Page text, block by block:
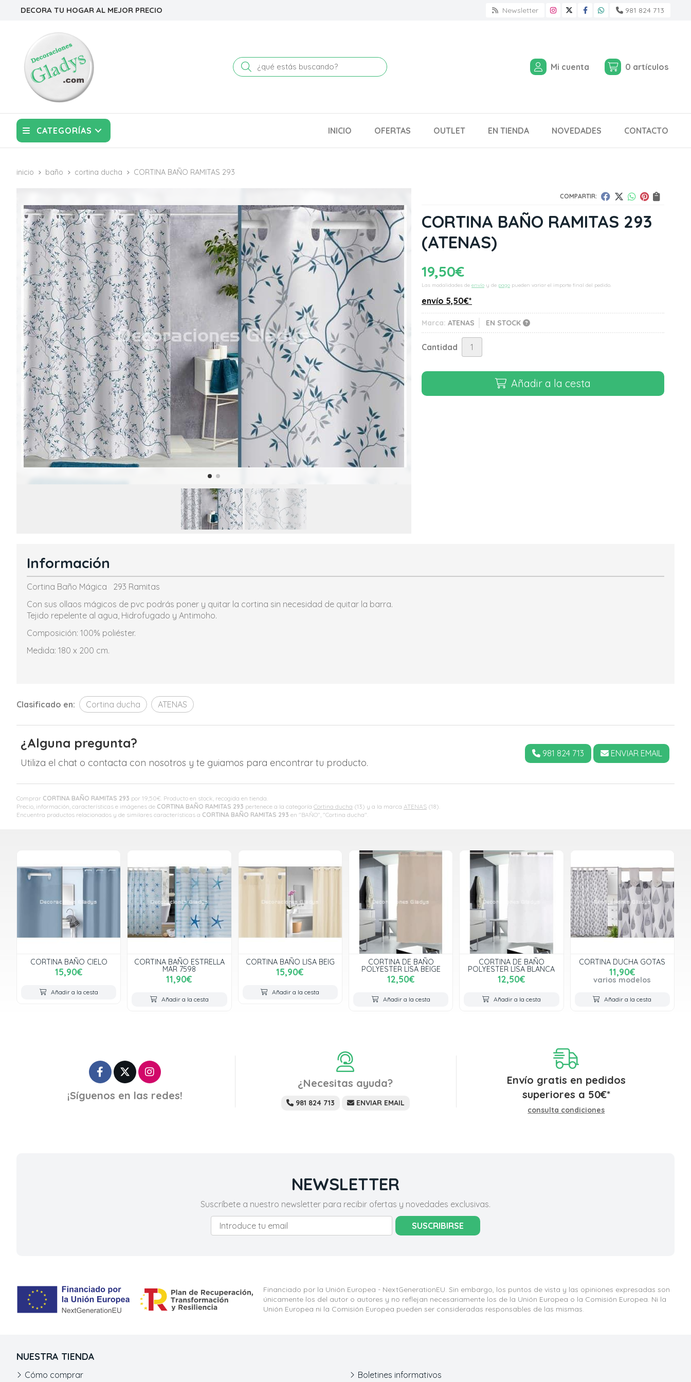
DECORA TU HOGAR AL MEJOR PRECIO Newsletter 981 824 713
Buscar Mi cuenta 0 artículos
CATEGORÍAS INICIO OFERTAS OUTLET EN TIENDA NOVEDADES CONTACTO
inicio baño cortina ducha CORTINA BAÑO RAMITAS 293
COMPARTIR:
CORTINA BAÑO RAMITAS 293
(ATENAS)
19,50€
Las modalidades de envío y de pago pueden variar el importe final del pedido.
envío 5,50€*
Marca: ATENAS EN STOCK
Cantidad
Añadir a la cesta
Comprar CORTINA BAÑO RAMITAS 293 por 19,50€ . Producto en stock, recogida en tienda.
Precio, información, características e imágenes de CORTINA BAÑO RAMITAS 293 pertenece a la categoría Cortina ducha (13) y a la marca ATENAS (18).
Encuentra productos relacionados y de similares características a CORTINA BAÑO RAMITAS 293 en "BAÑO", "Cortina ducha".
Información
Cortina Baño Mágica 293 Ramitas
Con sus ollaos mágicos de pvc podrás poner y quitar la cortina sin necesidad de quitar la barra.
Tejido repelente al agua, Hidrofugado y Antimoho.
Composición: 100% poliéster.
Medida: 180 x 200 cm.
Clasificado en: Cortina ducha ATENAS
¿Alguna pregunta?
Utiliza el chat o contacta con nosotros y te guiamos para encontrar tu producto.
981 824 713 ENVIAR EMAIL
CORTINA BAÑO CIELO
15,90€
Añadir a la cesta
CORTINA BAÑO ESTRELLA
MAR 7598
11,90€
Añadir a la cesta
CORTINA BAÑO LISA BEIG
15,90€
Añadir a la cesta
CORTINA DE BAÑO
POLYESTER LISA BEIGE
12,50€
Añadir a la cesta
CORTINA DE BAÑO
POLYESTER LISA BLANCA
12,50€
Añadir a la cesta
CORTINA DUCHA GOTAS
11,90€
varios modelos
Añadir a la cesta
¡Síguenos en las redes!
¿Necesitas ayuda?
981 824 713 ENVIAR EMAIL
Envío gratis en pedidos
superiores a 50€*
consulta condiciones
NEWSLETTER
Suscríbete a nuestro newsletter para recibir ofertas y novedades exclusivas.
SUSCRIBIRSE
Financiado por la Unión Europea - NextGenerationEU. Sin embargo, los puntos de vista y las opiniones expresadas son
únicamente los del autor o autores y no reflejan necesariamente los de la Unión Europea o la Comisión Europea. Ni la
Unión Europea ni la Comisión Europea pueden ser consideradas responsables de las mismas.
NUESTRA TIENDA
Cómo comprar Boletines informativos